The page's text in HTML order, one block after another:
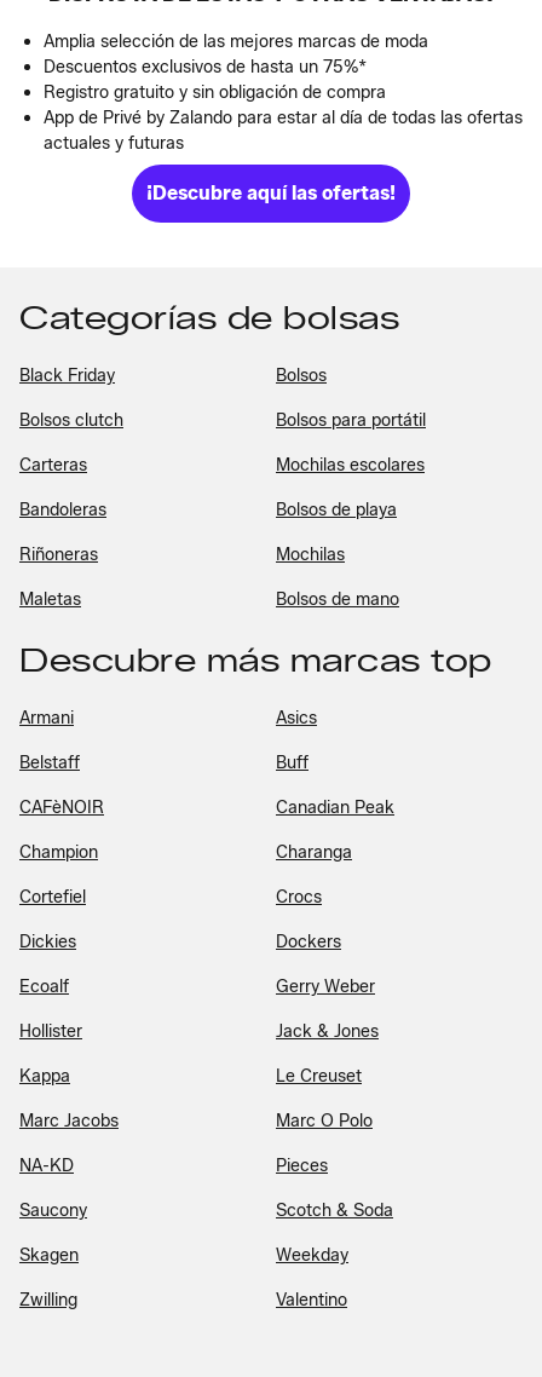
Amplia selección de las mejores marcas de moda
Descuentos exclusivos de hasta un 75%*
Registro gratuito y sin obligación de compra
App de Privé by Zalando para estar al día de todas las ofertas
actuales y futuras
¡Descubre aquí las ofertas!
Categorías de bolsas
Black Friday Bolsos
Bolsos clutch Bolsos para portátil
Carteras Mochilas escolares
Bandoleras Bolsos de playa
Riñoneras Mochilas
Maletas Bolsos de mano
Descubre más marcas top
Armani Asics
Belstaff Buff
CAFèNOIR Canadian Peak
Champion Charanga
Cortefiel Crocs
Dickies Dockers
Ecoalf Gerry Weber
Hollister Jack & Jones
Kappa Le Creuset
Marc Jacobs Marc O Polo
NA-KD Pieces
Saucony Scotch & Soda
Skagen Weekday
Zwilling Valentino